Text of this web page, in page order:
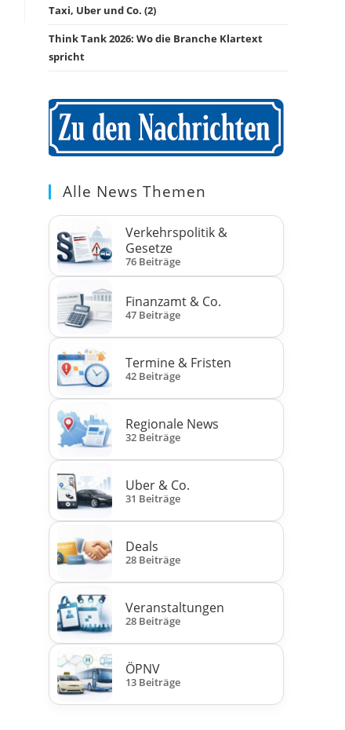
Taxi, Uber und Co. (2)
Think Tank 2026: Wo die Branche Klartext
spricht
Alle News Themen
Verkehrspolitik &
Gesetze
76 Beiträge
Finanzamt & Co.
47 Beiträge
Termine & Fristen
42 Beiträge
Regionale News
32 Beiträge
Uber & Co.
31 Beiträge
Deals
28 Beiträge
Veranstaltungen
28 Beiträge
ÖPNV
13 Beiträge